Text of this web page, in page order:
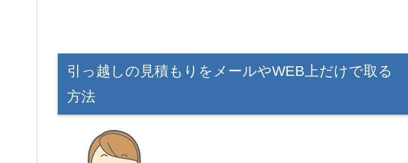
引っ越しの見積もりをメールやWEB上だけで取る
方法